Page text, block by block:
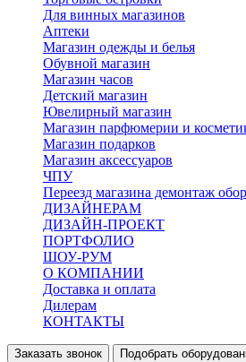
Для винных магазинов
Аптеки
Магазин одежды и белья
Обувной магазин
Магазин часов
Детский магазин
Ювелирный магазин
Магазин парфюмерии и
Магазин подарков
Магазин аксессуаров
ЧПУ
Переезд магазина демонтаж
ДИЗАЙНЕРАМ
ДИЗАЙН-ПРОЕКТ
ПОРТФОЛИО
ШОУ-РУМ
О КОМПАНИИ
Доставка и оплата
Дилерам
КОНТАКТЫ
Заказать звонок Подобрать